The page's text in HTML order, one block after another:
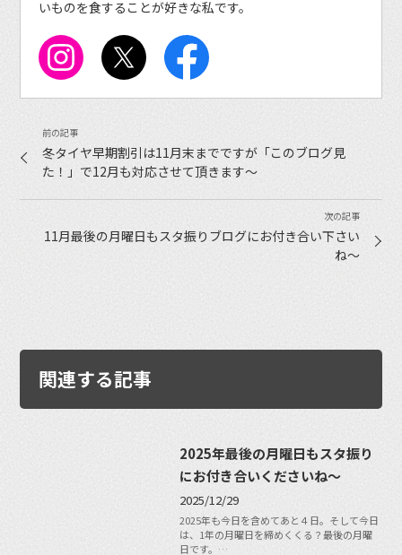
いものを食することが好きな私です。
冬タイヤ早期割引は11月末までですが「このブログ見
た！」で12月も対応させて頂きます～
11月最後の月曜日もスタ振りブログにお付き合い下さい
ね〜
関連する記事
2025年最後の月曜日もスタ振り
にお付き合いくださいね〜
2025/12/29
2025年も今日を含めてあと４日。そして今日
は、1年の月曜日を締めくくる？最後の月曜
日です。…